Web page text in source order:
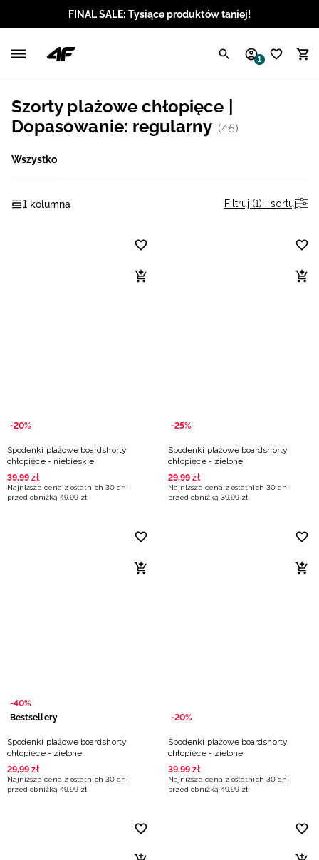
FINAL SALE: Tysiące produktów taniej!
1
Szorty plażowe chłopięce |
Dopasowanie: regularny (45)
Wszystko
1 kolumna Filtruj (1) i sortuj
-20%
Spodenki plażowe boardshorty
chłopięce - niebieskie
39,99 zł
Najniższa cena z ostatnich 30 dni
przed obniżką 49,99 zł
-25%
Spodenki plażowe boardshorty
chłopięce - zielone
29,99 zł
Najniższa cena z ostatnich 30 dni
przed obniżką 39,99 zł
-40%
Bestsellery
Spodenki plażowe boardshorty
chłopięce - zielone
29,99 zł
Najniższa cena z ostatnich 30 dni
przed obniżką 49,99 zł
-20%
Spodenki plażowe boardshorty
chłopięce - zielone
39,99 zł
Najniższa cena z ostatnich 30 dni
przed obniżką 49,99 zł
Angielski / USD